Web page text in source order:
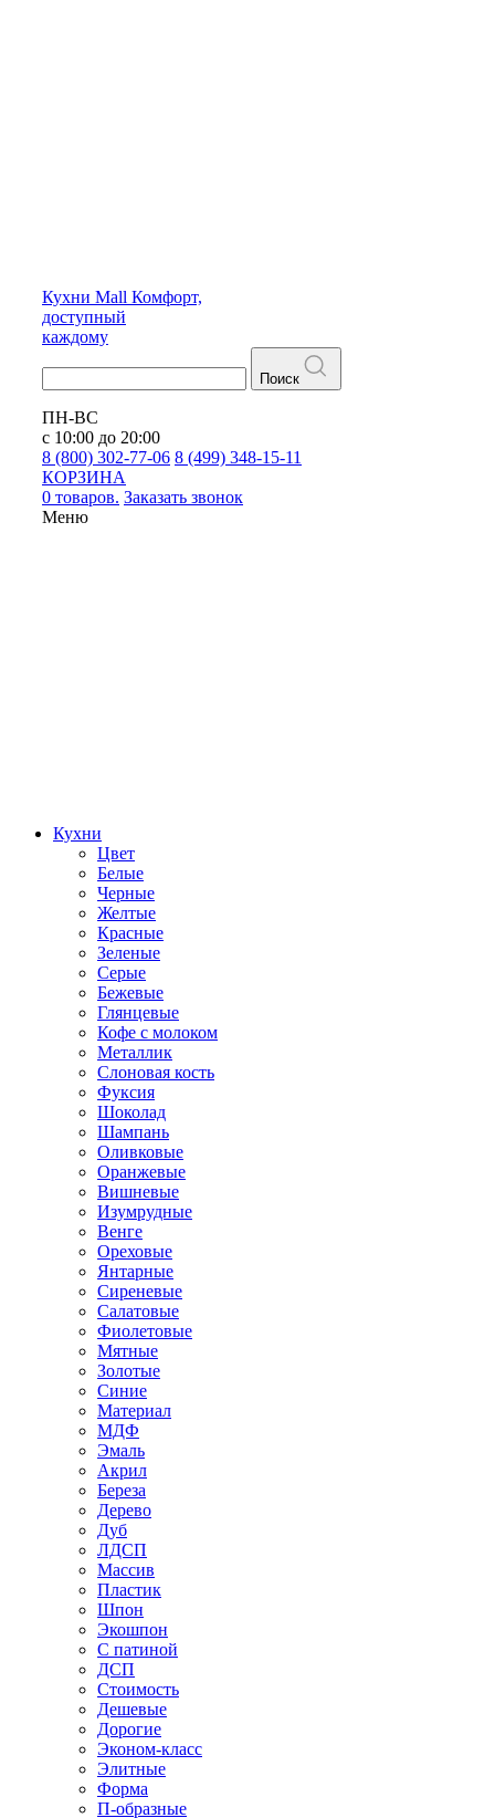
Кухни Mall Комфорт,
доступный
каждому
Поиск
ПН-ВС
с 10:00 до 20:00
8 (800) 302-77-06 8 (499) 348-15-11
КОРЗИНА
0 товаров. Заказать звонок
Меню
Кухни
Цвет
Белые
Черные
Желтые
Красные
Зеленые
Серые
Бежевые
Глянцевые
Кофе с молоком
Металлик
Слоновая кость
Фуксия
Шоколад
Шампань
Оливковые
Оранжевые
Вишневые
Изумрудные
Венге
Ореховые
Янтарные
Сиреневые
Салатовые
Фиолетовые
Мятные
Золотые
Синие
Материал
МДФ
Эмаль
Акрил
Береза
Дерево
Дуб
ЛДСП
Массив
Пластик
Шпон
Экошпон
С патиной
ДСП
Стоимость
Дешевые
Дорогие
Эконом-класс
Элитные
Форма
П-образные